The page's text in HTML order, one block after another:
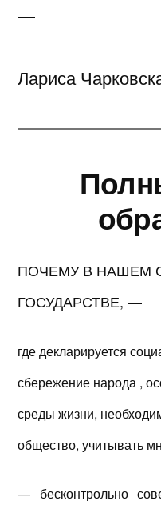
—
Лариса
ПОЧЕМУ В НАШЕМ
ГОСУДАРСТВЕ, —
где декларируется
сбережение народа ,
среды жизни,
общество, учитывать
— бесконтрольно